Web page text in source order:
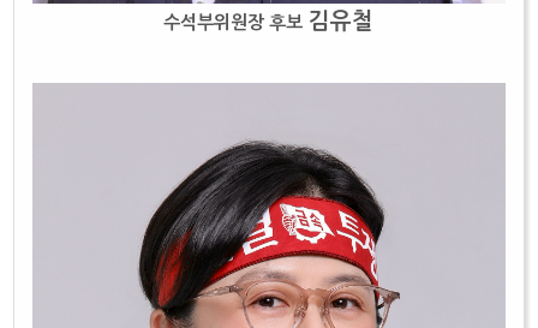
수석부위원장 후보 김유철